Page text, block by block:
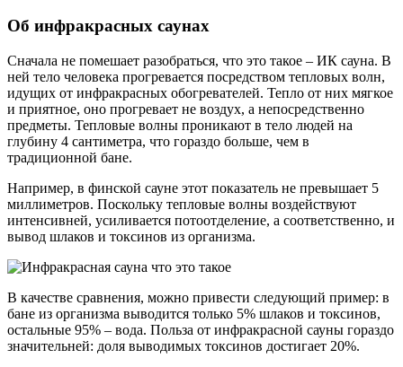
Об инфракрасных саунах
Сначала не помешает разобраться, что это такое – ИК сауна. В
ней тело человека прогревается посредством тепловых волн,
идущих от инфракрасных обогревателей. Тепло от них мягкое
и приятное, оно прогревает не воздух, а непосредственно
предметы. Тепловые волны проникают в тело людей на
глубину 4 сантиметра, что гораздо больше, чем в
традиционной бане.
Например, в финской сауне этот показатель не превышает 5
миллиметров. Поскольку тепловые волны воздействуют
интенсивней, усиливается потоотделение, а соответственно, и
вывод шлаков и токсинов из организма.
В качестве сравнения, можно привести следующий пример: в
бане из организма выводится только 5% шлаков и токсинов,
остальные 95% – вода. Польза от инфракрасной сауны гораздо
значительней: доля выводимых токсинов достигает 20%.